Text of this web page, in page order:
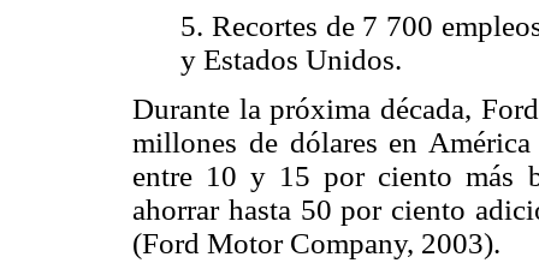
5. Recortes de 7 700
y Estados Unidos.
Durante la próxima década,
millones de dólares en
entre 10 y 15 por ciento más
ahorrar hasta 50 por ciento
(Ford Motor Company, 2003).